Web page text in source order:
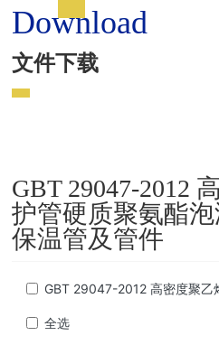
Download
文件下载
GBT 29047-2012
护管硬质聚氨酯
保温管及管件
全选